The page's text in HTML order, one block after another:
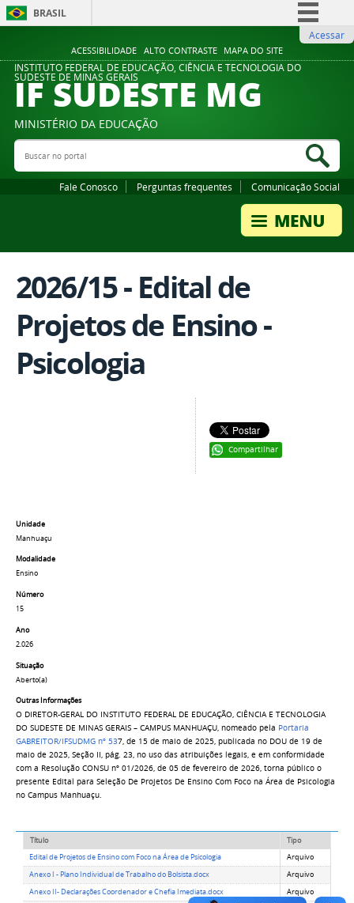
ACESSIBILIDADE ALTO CONTRASTE MAPA DO SITE
BRASIL
Comunica BR
Participe
Legislação
Acessar
INSTITUTO FEDERAL DE EDUCAÇÃO, CIÊNCIA E TECNOLOGIA DO
SUDESTE DE MINAS GERAIS
IF SUDESTE MG
MINISTÉRIO DA EDUCAÇÃO
Buscar no portal
Fale Conosco Perguntas frequentes Comunicação Social
2026/15 - Edital de
Projetos de Ensino -
Psicologia
Compartilhar
Unidade
Manhuaçu
Modalidade
Ensino
Número
15
Ano
2.026
Situação
Aberto(a)
Outras Informações
O DIRETOR-GERAL DO INSTITUTO FEDERAL DE EDUCAÇÃO, CIÊNCIA E TECNOLOGIA
DO SUDESTE DE MINAS GERAIS – CAMPUS MANHUAÇU, nomeado pela Portaria
GABREITOR/IFSUDMG nº 537, de 15 de maio de 2025, publicada no DOU de 19 de
maio de 2025, Seção II, pág. 23, no uso das atribuições legais, e em conformidade
com a Resolução CONSU nº 01/2026, de 05 de fevereiro de 2026, torna público o
presente Edital para Seleção De Projetos De Ensino Com Foco na Área de Psicologia
no Campus Manhuaçu.
Título
Tipo
Edital de Projetos de Ensino com Foco na Área de Psicologia
Arquivo
Anexo I - Plano Individual de Trabalho do Bolsista.docx
Arquivo
Anexo II- Declarações Coordenador e Chefia Imediata.docx
Arquivo